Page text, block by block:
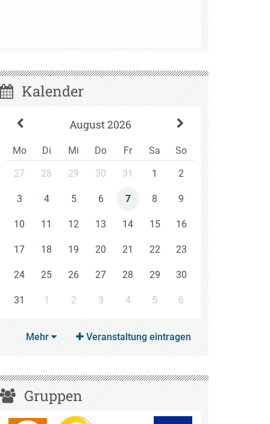
Kalender
August 2026
Mo Di Mi Do Fr Sa
So
27
28 29 30 31 1 2
3 4 5 6 7 8 9
10 11 12 13 14 15 16
17 18 19 20 21 22 23
24 25 26 27 28 29 30
31 1 2 3 4 5 6
Mehr Veranstaltung eintragen
Gruppen